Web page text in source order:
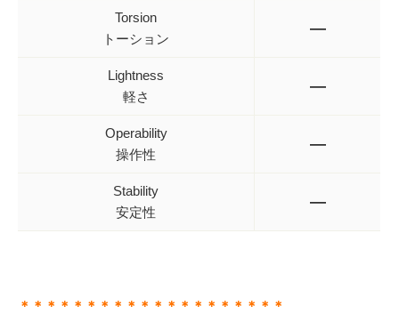
Torsion
トーション
—
Lightness
軽さ
—
Operability
操作性
—
Stability
安定性
—
＊＊＊＊＊＊＊＊＊＊＊＊＊＊＊＊＊＊＊＊